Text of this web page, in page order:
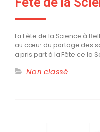
La Fête de la Science à
au cœur du partage des
a pris part à la Fête de la
Non classé